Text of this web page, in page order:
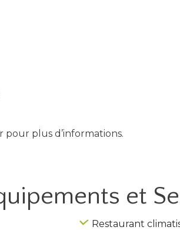
plus d’informations.
et
Restaurant